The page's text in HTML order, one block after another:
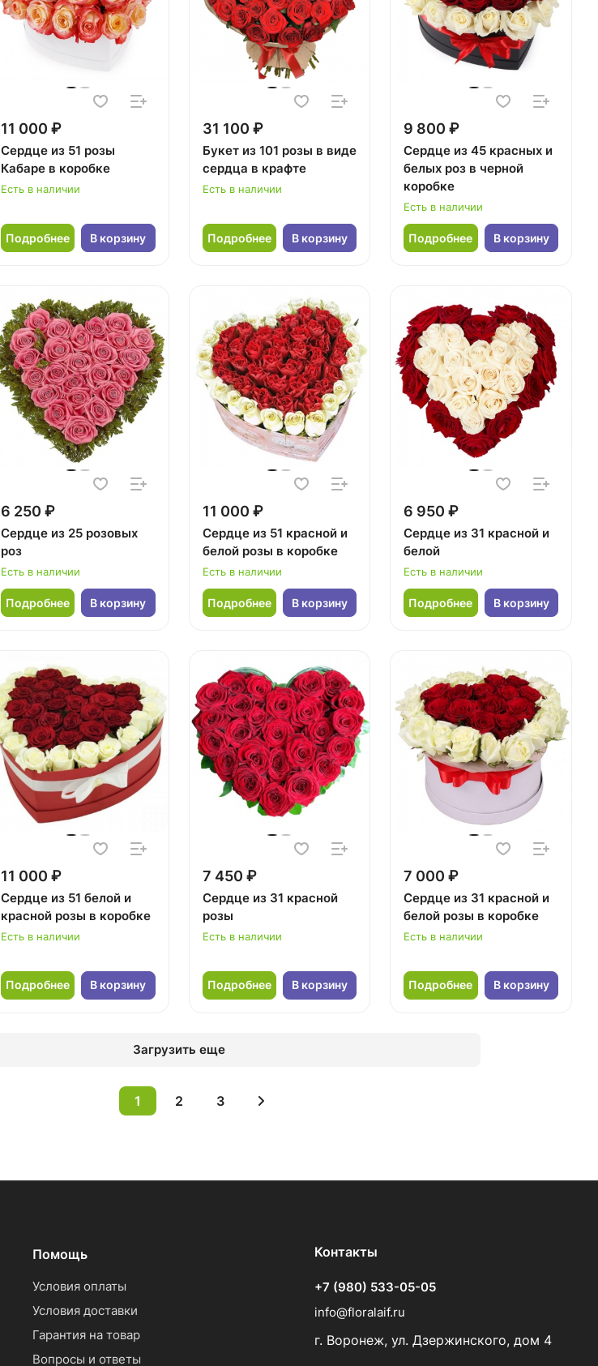
11 000 ₽
Сердце из 51 розы
Кабаре в коробке
Есть в наличии
Подробнее В корзину
31 100 ₽
Букет из 101 розы в виде
сердца в крафте
Есть в наличии
Подробнее В корзину
9 800 ₽
Сердце из 45 красных и
белых роз в черной
коробке
Есть в наличии
Подробнее В корзину
6 250 ₽
Сердце из 25 розовых
роз
Есть в наличии
Подробнее В корзину
11 000 ₽
Сердце из 51 красной и
белой розы в коробке
Есть в наличии
Подробнее В корзину
6 950 ₽
Сердце из 31 красной и
белой
Есть в наличии
Подробнее В корзину
11 000 ₽
Сердце из 51 белой и
красной розы в коробке
Есть в наличии
Подробнее В корзину
7 450 ₽
Сердце из 31 красной
розы
Есть в наличии
Подробнее В корзину
7 000 ₽
Сердце из 31 красной и
белой розы в коробке
Есть в наличии
Подробнее В корзину
Загрузить еще
1 2 3
Помощь
Условия оплаты
Условия доставки
Гарантия на товар
Вопросы и ответы
Контакты
+7 (980) 533-05-05
info@floralaif.ru
г. Воронеж, ул. Дзержинского, дом 4